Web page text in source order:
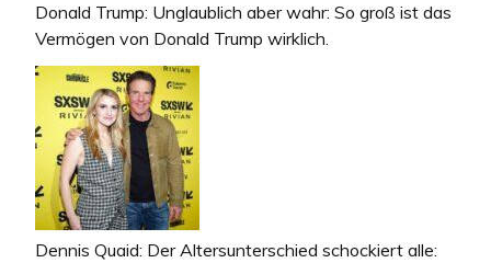
Donald Trump: Unglaublich aber wahr: So groß ist das
Vermögen von Donald Trump wirklich.
Dennis Quaid: Der Altersunterschied schockiert alle: